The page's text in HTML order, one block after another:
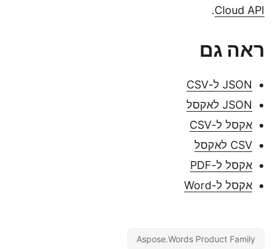
Cloud API
.
ראה גם
JSON ל-CSV
JSON לאקסל
אקסל ל-CSV
CSV לאקסל
אקסל ל-PDF
אקסל ל-Word
Aspose.Words Product Family